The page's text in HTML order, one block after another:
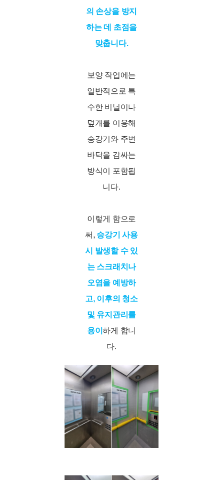
의 손상을 방지
하는 데 초점을
맞춥니다.
보양 작업에는
일반적으로 특
수한 비닐이나
덮개를 이용해
승강기와 주변
바닥을 감싸는
방식이 포함됩
니다.
이렇게 함으로
써, 승강기 사용
시 발생할 수 있
는 스크래치나
오염을 예방하
고, 이후의 청소
및 유지관리를
용이하게 합니
다.